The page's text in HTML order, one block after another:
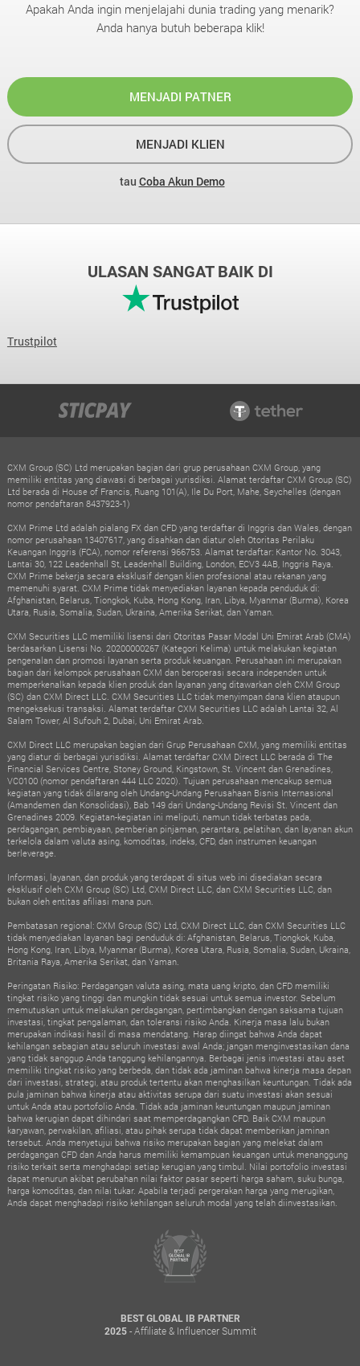
Apakah Anda ingin menjelajahi dunia trading yang menarik?
Anda hanya butuh beberapa klik!
MENJADI PATNER
MENJADI KLIEN
tau Coba Akun Demo
ULASAN SANGAT BAIK DI
CXM Group (SC) Ltd merupakan bagian dari grup perusahaan CXM Group, yang
memiliki entitas yang diawasi di berbagai yurisdiksi. Alamat terdaftar CXM Group (SC)
Ltd berada di House of Francis, Ruang 101(A), Ile Du Port, Mahe, Seychelles (dengan
nomor pendaftaran 8437923-1)
nomor perusahaan 13407617, yang disahkan dan diatur oleh Otoritas Perilaku
Keuangan Inggris (FCA), nomor referensi 966753. Alamat terdaftar: Kantor No. 3043,
Lantai 30, 122 Leadenhall St, Leadenhall Building, London, ECV3 4AB, Inggris Raya.
CXM Prime bekerja secara eksklusif dengan klien profesional atau rekanan yang
memenuhi syarat. CXM Prime tidak menyediakan layanan kepada penduduk di:
Afghanistan, Belarus, Tiongkok, Kuba, Hong Kong, Iran, Libya, Myanmar (Burma), Korea
Utara, Rusia, Somalia, Sudan, Ukraina, Amerika Serikat, dan Yaman.
berdasarkan Lisensi No. 20200000267 (Kategori Kelima) untuk melakukan kegiatan
pengenalan dan promosi layanan serta produk keuangan. Perusahaan ini merupakan
bagian dari kelompok perusahaan CXM dan beroperasi secara independen untuk
memperkenalkan kepada klien produk dan layanan yang ditawarkan oleh CXM Group
(SC) dan CXM Direct LLC. CXM Securities LLC tidak menyimpan dana klien ataupun
mengeksekusi transaksi. Alamat terdaftar CXM Securities LLC adalah Lantai 32, Al
Salam Tower, Al Sufouh 2, Dubai, Uni Emirat Arab.
CXM Direct LLC merupakan bagian dari Grup Perusahaan CXM, yang memiliki entitas
yang diatur di berbagai yurisdiksi. Alamat terdaftar CXM Direct LLC berada di The
VC0100 (nomor pendaftaran 444 LLC 2020). Tujuan perusahaan mencakup semua
kegiatan yang tidak dilarang oleh Undang-Undang Perusahaan Bisnis Internasional
(Amandemen dan Konsolidasi), Bab 149 dari Undang-Undang Revisi St. Vincent dan
perdagangan, pembiayaan, pemberian pinjaman, perantara, pelatihan, dan layanan akun
terkelola dalam valuta asing, komoditas, indeks, CFD, dan instrumen keuangan
berleverage.
eksklusif oleh CXM Group (SC) Ltd, CXM Direct LLC, dan CXM Securities LLC, dan
bukan oleh entitas afiliasi mana pun.
Pembatasan regional: CXM Group (SC) Ltd, CXM Direct LLC, dan CXM Securities LLC
tidak menyediakan layanan bagi penduduk di: Afghanistan, Belarus, Tiongkok, Kuba,
Hong Kong, Iran, Libya, Myanmar (Burma), Korea Utara, Rusia, Somalia, Sudan, Ukraina,
Britania Raya, Amerika Serikat, dan Yaman.
Peringatan Risiko: Perdagangan valuta asing, mata uang kripto, dan CFD memiliki
tingkat risiko yang tinggi dan mungkin tidak sesuai untuk semua investor. Sebelum
memutuskan untuk melakukan perdagangan, pertimbangkan dengan saksama tujuan
investasi, tingkat pengalaman, dan toleransi risiko Anda. Kinerja masa lalu bukan
merupakan indikasi hasil di masa mendatang. Harap diingat bahwa Anda dapat
kehilangan sebagian atau seluruh investasi awal Anda; jangan menginvestasikan dana
yang tidak sanggup Anda tanggung kehilangannya. Berbagai jenis investasi atau aset
memiliki tingkat risiko yang berbeda, dan tidak ada jaminan bahwa kinerja masa depan
dari investasi, strategi, atau produk tertentu akan menghasilkan keuntungan. Tidak ada
pula jaminan bahwa kinerja atau aktivitas serupa dari suatu investasi akan sesuai
untuk Anda atau portofolio Anda. Tidak ada jaminan keuntungan maupun jaminan
karyawan, perwakilan, afiliasi, atau pihak serupa tidak dapat memberikan jaminan
tersebut. Anda menyetujui bahwa risiko merupakan bagian yang melekat dalam
perdagangan CFD dan Anda harus memiliki kemampuan keuangan untuk menanggung
risiko terkait serta menghadapi setiap kerugian yang timbul. Nilai portofolio investasi
dapat menurun akibat perubahan nilai faktor pasar seperti harga saham, suku bunga,